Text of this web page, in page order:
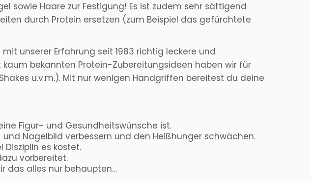
sowie Haare zur Festigung! Es ist zudem sehr sättigend
durch Protein ersetzen (zum Beispiel das gefürchtete
unserer Erfahrung seit 1983 richtig leckere und
bekannten Protein-Zubereitungsideen haben wir für
u.v.m.). Mit nur wenigen Handgriffen bereitest du deine
Figur- und Gesundheitswünsche ist.
Nagelbild verbessern und den Heißhunger schwächen.
es kostet.
vorbereitet.
das alles nur behaupten…